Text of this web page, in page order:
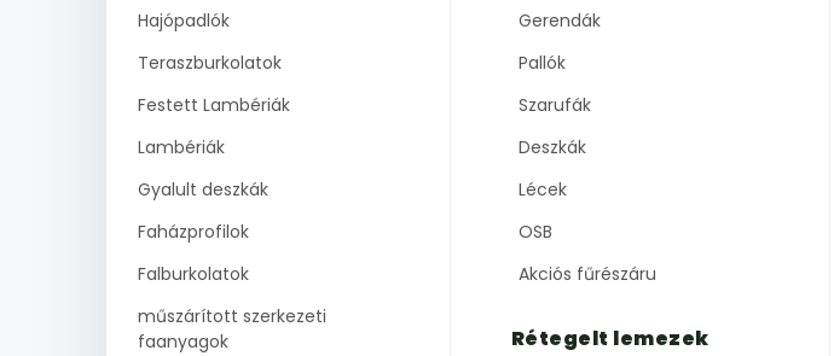
Hajópadlók
Teraszburkolatok
Festett Lambériák
Lambériák
Gyalult deszkák
Faházprofilok
Falburkolatok
műszárított szerkezeti
faanyagok
Gerendák
Pallók
Szarufák
Deszkák
Lécek
OSB
Akciós fűrészáru
Rétegelt lemezek